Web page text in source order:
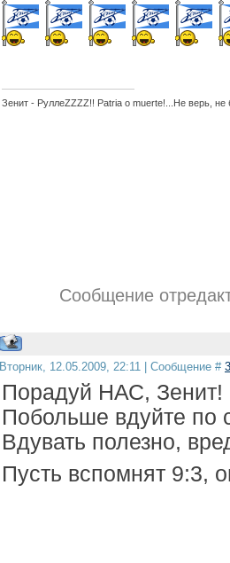
Зенит - РуллеZZZZ!! Patria o muerte!...Не верь, не
Сообщение
Вторник, 12.05.2009, 22:11 | Сообщение #
Порадуй НАС, Зенит!
Побольше вдуйте по
Вдувать полезно,
Пусть вспомнят 9:3,